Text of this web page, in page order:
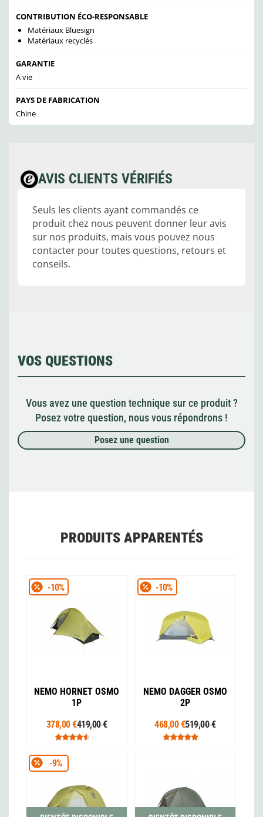
CONTRIBUTION ÉCO-RESPONSABLE
Matériaux Bluesign
Matériaux recyclés
GARANTIE
A vie
PAYS DE FABRICATION
Chine
AVIS CLIENTS VÉRIFIÉS
Seuls les clients ayant commandés ce
produit chez nous peuvent donner leur avis
sur nos produits, mais vous pouvez nous
contacter pour toutes questions, retours et
conseils.
VOS QUESTIONS
Vous avez une question technique sur ce produit ?
Posez votre question, nous vous répondrons !
Posez une question
PRODUITS APPARENTÉS
NEMO HORNET OSMO
1P
378,00 €419,00 €
-10%
NEMO DAGGER OSMO
2P
468,00 €519,00 €
-10%
-9%